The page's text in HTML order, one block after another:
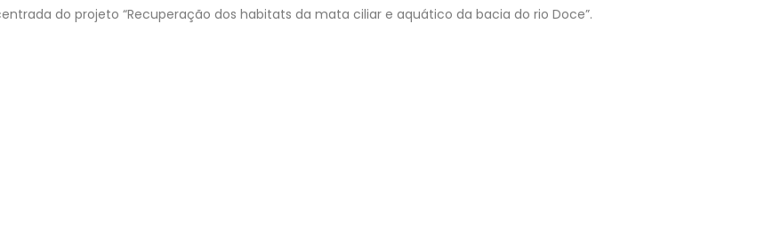
centrada do projeto “Recuperação dos habitats da mata ciliar e aquático da bacia do rio Doce”.